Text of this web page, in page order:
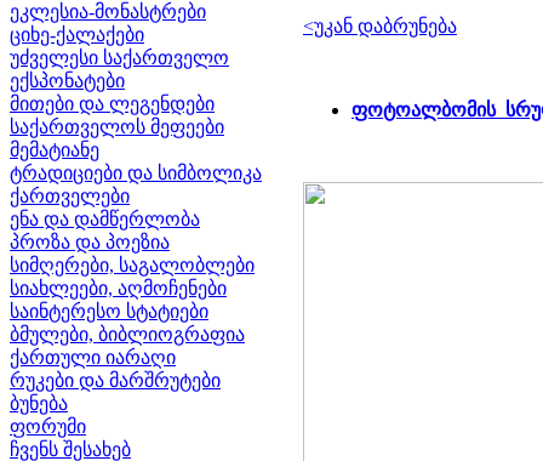
ეკლესია-მონასტრები
ციხე-ქალაქები
უძველესი საქართველო
ექსპონატები
მითები და ლეგენდები
საქართველოს მეფეები
მემატიანე
ტრადიციები და სიმბოლიკა
ქართველები
ენა და დამწერლობა
პროზა და პოეზია
სიმღერები, საგალობლები
სიახლეები, აღმოჩენები
საინტერესო სტატიები
ბმულები, ბიბლიოგრაფია
ქართული იარაღი
რუკები და მარშრუტები
ბუნება
ფორუმი
ჩვენს შესახებ
<უკან დაბრუნება
ფოტოალბომის